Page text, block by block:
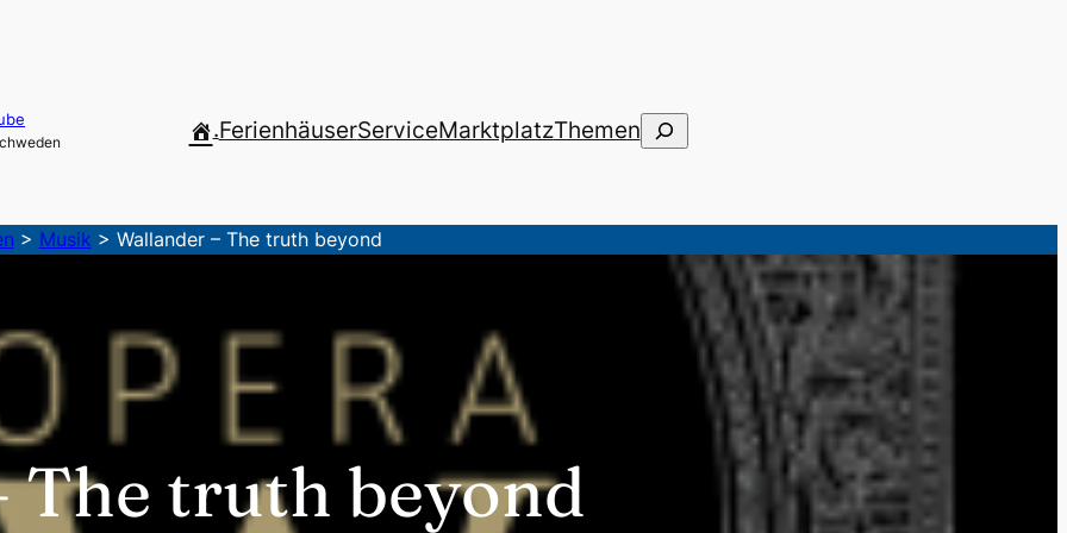
.FerienhäuserServiceMarktplatzThemenSuchen
> Musik > Wallander – The truth beyond
The truth beyond